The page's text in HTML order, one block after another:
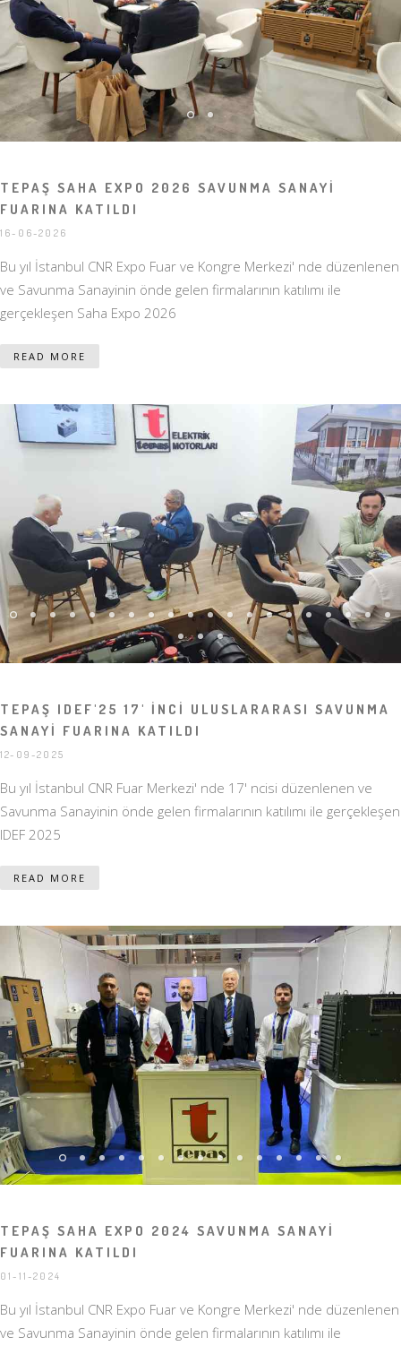
TEPAŞ SAHA EXPO 2026 SAVUNMA SANAYİ
FUARINA KATILDI
16-06-2026
Bu yıl İstanbul CNR Expo Fuar ve Kongre Merkezi' nde düzenlenen
ve Savunma Sanayinin önde gelen firmalarının katılımı ile
gerçekleşen Saha Expo 2026
READ MORE
TEPAŞ IDEF'25 17' İNCİ ULUSLARARASI SAVUNMA
SANAYİ FUARINA KATILDI
12-09-2025
Bu yıl İstanbul CNR Fuar Merkezi' nde 17' ncisi düzenlenen ve
Savunma Sanayinin önde gelen firmalarının katılımı ile gerçekleşen
IDEF 2025
READ MORE
TEPAŞ SAHA EXPO 2024 SAVUNMA SANAYİ
FUARINA KATILDI
01-11-2024
Bu yıl İstanbul CNR Expo Fuar ve Kongre Merkezi' nde düzenlenen
ve Savunma Sanayinin önde gelen firmalarının katılımı ile